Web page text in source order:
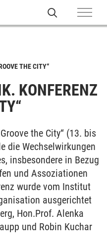
THE CITY“
KONFERENZ
the City“ (13. bis
die Wech­sel­wir­kun­gen
ins­be­son­de­re in Be­zug
und As­so­zia­tio­nen
wurde vom In­sti­tut
aus­ge­rich­tet
Hon.Prof. Alen­ka
und Ro­bin Kuchar